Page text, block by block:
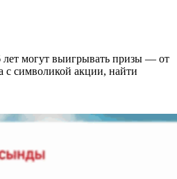
лет могут выигрывать призы — от
с символикой акции, найти